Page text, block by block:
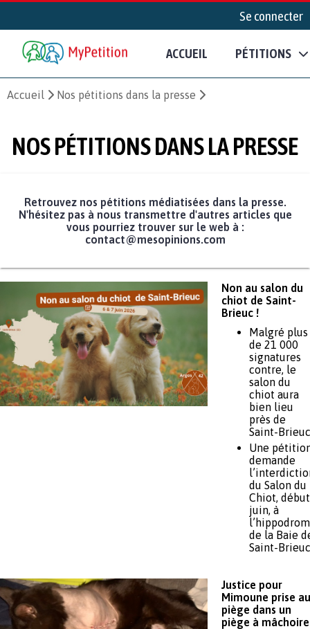
Se connecter
ACCUEIL PÉTITIONS
Accueil Nos pétitions dans la presse
NOS PÉTITIONS DANS LA PRESSE
Retrouvez nos pétitions médiatisées dans la presse.
N'hésitez pas à nous transmettre d'autres articles que
vous pourriez trouver sur le web à :
contact@mesopinions.com
Non au salon du
chiot de Saint-
Brieuc !
Malgré plus
de 21 000
signatures
contre, le
salon du
chiot aura
bien lieu
près de
Saint-Brieuc
Une
demande
du Salon du
Chiot, début
juin, à
de la Baie
Saint-Brieuc
Justice pour
Mimoune prise au
piège dans un
piège à